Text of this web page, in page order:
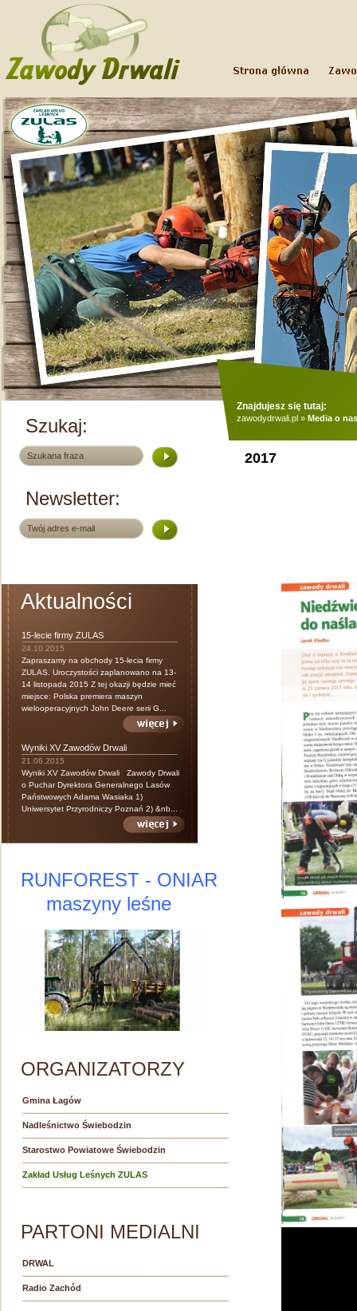
Szukaj:
Newsletter:
Aktualności
15-lecie firmy ZULAS
24.10.2015
Zapraszamy na obchody 15-lecia firmy
ZULAS. Uroczystości zaplanowano na 13-
14 listopada 2015 Z tej okazji będzie mieć
miejsce: Polska premiera maszyn
wielooperacyjnych John Deere serii G...
Wyniki XV Zawodów Drwali
21.06.2015
Wyniki XV Zawodów Drwali Zawody Drwali
o Puchar Dyrektora Generalnego Lasów
Państwowych Adama Wasiaka 1)
Uniwersytet Przyrodniczy Poznań 2) &nb...
RUNFOREST - ONIAR
maszyny leśne
ORGANIZATORZY
Gmina Łagów
Nadleśnictwo Świebodzin
Starostwo Powiatowe Świebodzin
Zakład Usług Leśnych ZULAS
PARTONI MEDIALNI
DRWAL
Radio Zachód
Znajdujesz się tutaj:
zawodydrwali.pl » Media o nas
2017